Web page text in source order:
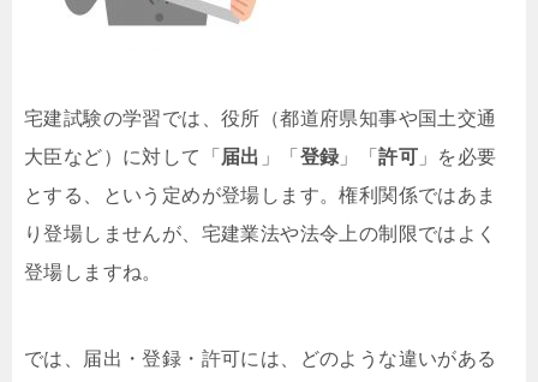
宅建試験の学習では、役所（都道府県知事や国土交通
大臣など）に対して「 届出 」「 登録 」「許可 」を必要
とする、という定めが登場します。権利関係ではあま
り登場しませんが、宅建業法や法令上の制限ではよく
登場しますね。
では、届出・登録・許可には、どのような違いがある